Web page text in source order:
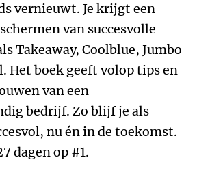
vernieuwt. Je krijgt een
van succesvolle
Takeaway, Coolblue, Jumbo
Het boek geeft volop tips en
van een
bedrijf. Zo blijf je als
nu én in de toekomst.
dagen op #1.